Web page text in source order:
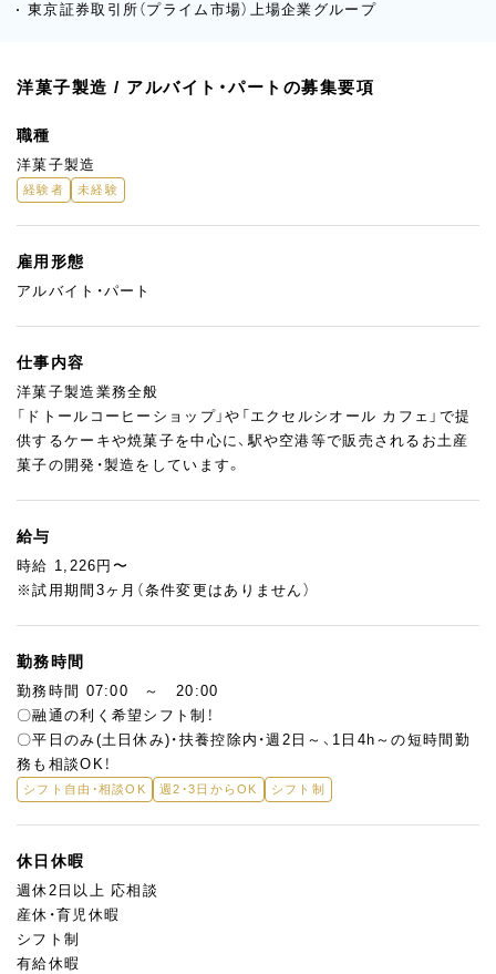
東京証券取引所（プライム市場）上場企業グループ
洋菓子製造 / アルバイト・パートの募集要項
職種
洋菓子製造
経験者 未経験
雇用形態
アルバイト・パート
仕事内容
洋菓子製造業務全般
「ドトールコーヒーショップ」や「エクセルシオール カフェ」で提
供するケーキや焼菓子を中心に、駅や空港等で販売されるお土産
菓子の開発・製造をしています。
給与
時給 1,226円〜
※試用期間3ヶ月（条件変更はありません）
勤務時間
勤務時間 07:00 ～ 20:00
〇融通の利く希望シフト制！
〇平日のみ(土日休み)・扶養控除内・週2日～、1日4h～の短時間勤
務も相談OK！
シフト自由・相談OK 週2・3日からOK シフト制
休日休暇
週休2日以上 応相談
産休・育児休暇
シフト制
有給休暇